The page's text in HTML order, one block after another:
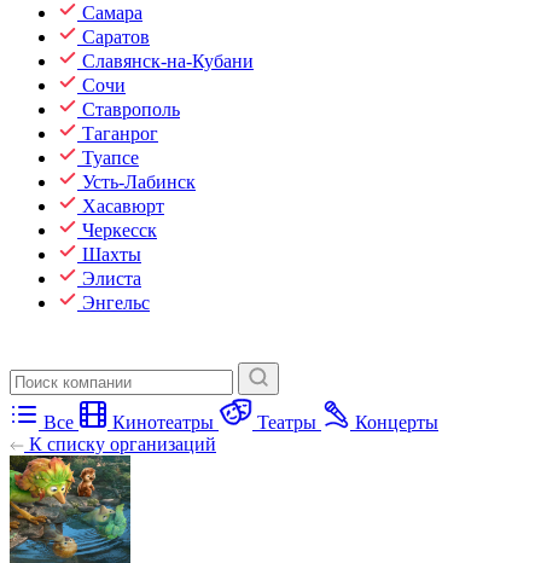
Самара
Саратов
Славянск-на-Кубани
Сочи
Ставрополь
Таганрог
Туапсе
Усть-Лабинск
Хасавюрт
Черкесск
Шахты
Элиста
Энгельс
Все Кинотеатры Театры
Концерты
К списку организаций